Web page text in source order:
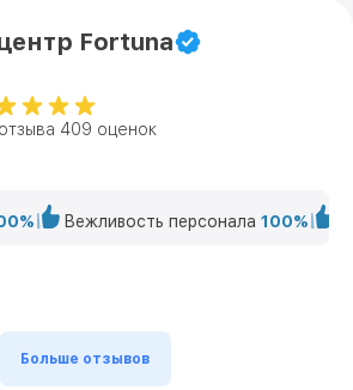
Fortuna
409 оценок
Вежливость персонала 100%
Больше отзывов